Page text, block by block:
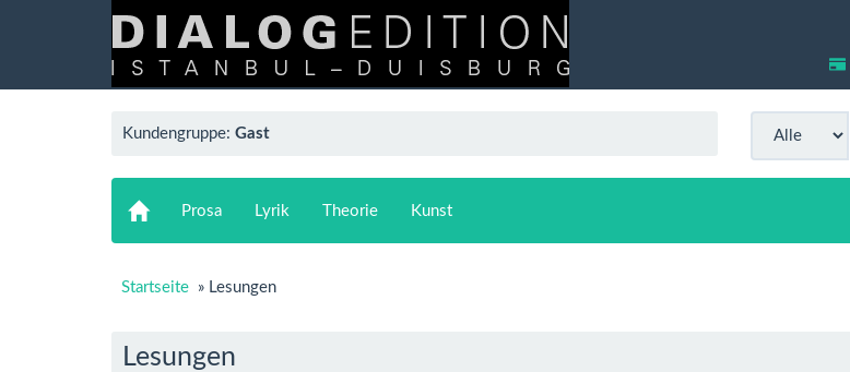
Kundengruppe: Gast
Prosa Lyrik Theorie Kunst
Startseite » Lesungen
Lesungen